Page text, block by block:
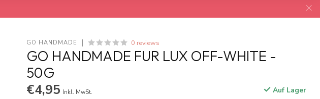
GO HANDMADE 0 reviews
GO HANDMADE FUR LUX OFF-WHITE -
50G
€4,95 Inkl. MwSt. Auf Lager